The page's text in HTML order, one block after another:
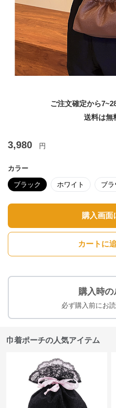
ご注文確定から
送料は無
3,980 円
カラー
ブラック ホワイト ブラ
購入画面
カートに
購入時の
必ず購入前にお
巾着ポーチの人気アイテム